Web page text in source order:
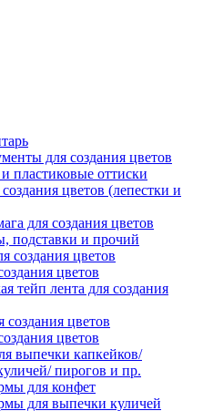
для создания цветов
пластиковые оттиски
цветов (лепестки и
для создания цветов
подставки и прочий
создания цветов
цветов
тейп лента для создания
создания цветов
цветов
выпечки капкейков/
пирогов и пр.
для конфет
для выпечки куличей